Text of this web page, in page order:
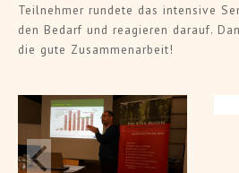
Teilnehmer rundete das intensive
den Bedarf und reagieren darauf.
die gute Zusammenarbeit!